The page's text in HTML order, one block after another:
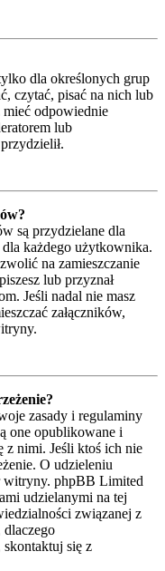
dla określonych grup
czytać, pisać na nich lub
odpowiednie
lub
są przydzielane dla
każdego użytkownika.
na zamieszczanie
lub przyznał
Jeśli nadal nie masz
załączników,
zasady i regulaminy
one opublikowane i
z nimi. Jeśli ktoś ich nie
O udzieleniu
witryny. phpBB Limited
udzielanymi na tej
związanej z
dlaczego
skontaktuj się z